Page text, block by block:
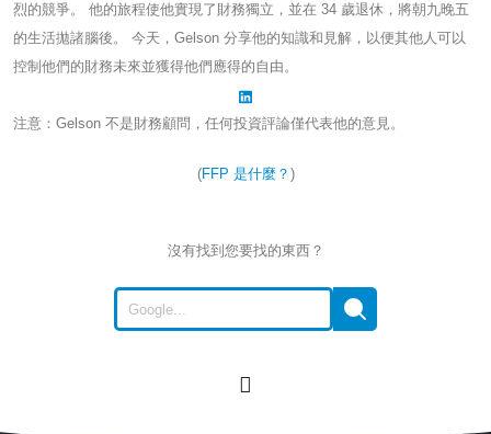
烈的競爭。 他的旅程使他實現了財務獨立，並在 34 歲退休，將朝九晚五
的生活拋諸腦後。 今天，Gelson 分享他的知識和見解，以便其他人可以
控制他們的財務未來並獲得他們應得的自由。
注意：Gelson 不是財務顧問，任何投資評論僅代表他的意見。
(FFP 是什麼？ )
沒有找到您要找的東西？